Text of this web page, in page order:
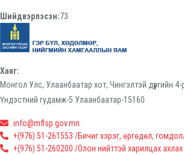
Шийдвэрлэсэн:73
Хаяг:
Монгол Улс, Улаанбаатар хот, Чингэлтэй дүүргийн
Үндэстний гудамж-5 Улаанбаатар-15160
info@mflsp.gov.mn
+(976) 51-261553 /Бичиг хэрэг, өргөдөл,
+(976) 51-260200 /Олон нийттэй харилцах